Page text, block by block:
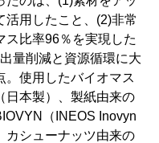
活用したこと、(2)非常
ス比率96％を実現した
量削減と資源循環に大
。使用したバイオマス
日本製）、製紙由来の
（INEOS Inovyn
カシューナッツ由来の